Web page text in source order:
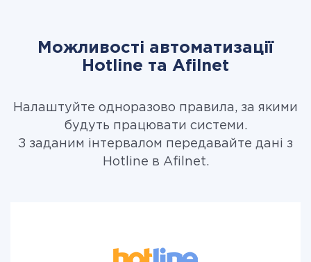
Можливості автоматизації
Hotline та Afilnet
Налаштуйте одноразово правила, за якими
будуть працювати системи.
З заданим інтервалом передавайте дані з
Hotline в Afilnet.